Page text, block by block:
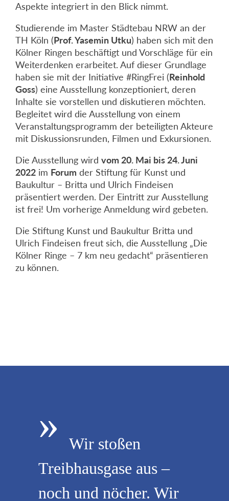
Aspekte integriert in den Blick nimmt.
Studierende im Master Städtebau NRW an der
TH Köln (Prof. Yasemin Utku) haben sich mit den
Kölner Ringen beschäftigt und Vorschläge für ein
Weiterdenken erarbeitet. Auf dieser Grundlage
haben sie mit der Initiative #RingFrei (Reinhold
Goss) eine Ausstellung konzeptioniert, deren
Inhalte sie vorstellen und diskutieren möchten.
Begleitet wird die Ausstellung von einem
Veranstaltungsprogramm der beteiligten Akteure
mit Diskussionsrunden, Filmen und Exkursionen.
Die Ausstellung wird vom 20. Mai bis 24. Juni
2022 im Forum der Stiftung für Kunst und
Baukultur – Britta und Ulrich Findeisen
präsentiert werden. Der Eintritt zur Ausstellung
ist frei! Um vorherige Anmeldung wird gebeten.
Die Stiftung Kunst und Baukultur Britta und
Ulrich Findeisen freut sich, die Ausstellung „Die
Kölner Ringe – 7 km neu gedacht“ präsentieren
zu können.
»
Wir stoßen
Treibhausgase aus –
noch und nöcher. Wir